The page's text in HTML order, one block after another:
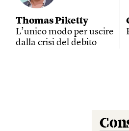
Thomas Piketty
L’unico modo per uscire
dalla crisi del debito